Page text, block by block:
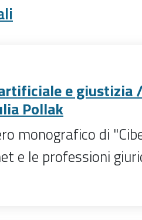
e giustizia
Pollak
monografico di
e le professioni